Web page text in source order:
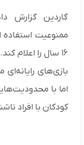
گاردین گزارش
ممنوعیت استفاده
۱۶ سال را اعلام
بازی‌های
اما با
کودکان با افراد